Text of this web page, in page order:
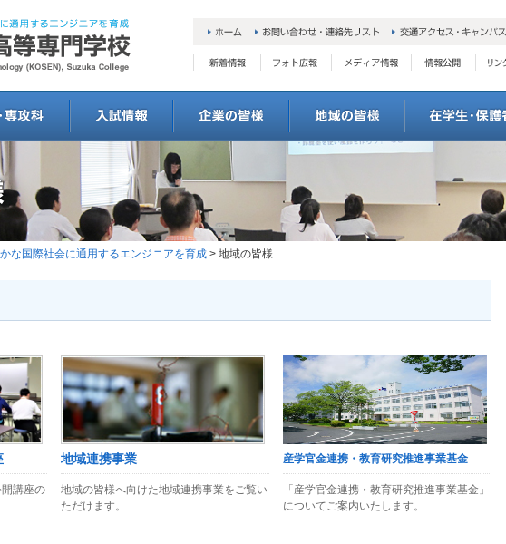
な国際社会に通用するエンジニアを育成 > 地域の皆様
講座の
地域連携事業
地域の皆様へ向けた地域連携事業をご覧い
ただけます。
産学官金連携・教育研究推進事業基金
「産学官金連携・教育研究推進事業基金」
についてご案内いたします。